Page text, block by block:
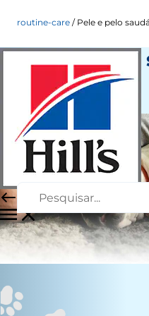
routine-care Pele e pelo
Pele e pelo
Cuidado diário
Autor da equipe